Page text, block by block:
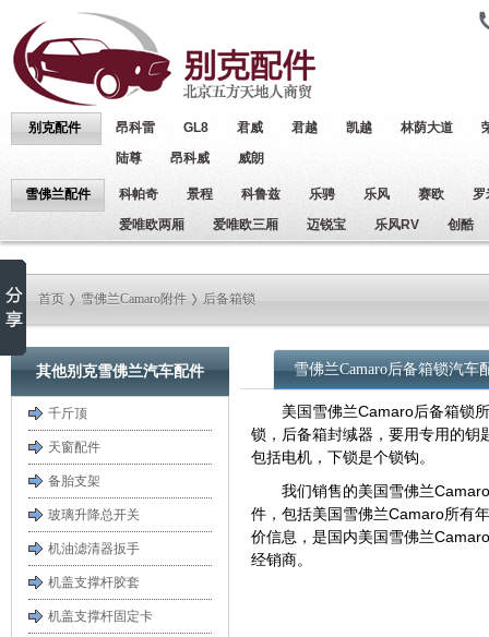
别克配件 昂科雷 GL8 君威 君越 凯越 林荫大道
陆尊
昂科威 威朗
雪佛兰配件 科帕奇 景程 科鲁兹 乐骋 乐风 赛欧
爱唯欧两厢
爱唯欧三厢 迈锐宝 乐风RV 创酷
首页 雪佛兰Camaro附件 后备箱锁
其他别克雪佛兰汽车配件
千斤顶
天窗配件
备胎支架
玻璃升降总开关
机油滤清器扳手
机盖支撑杆胶套
机盖支撑杆固定卡
雪佛兰Camaro后备箱锁汽车
美国雪佛兰Camaro后备箱锁
锁，后备箱封缄器，要用专用的钥
包括电机，下锁是个锁钩。
我们销售的美国雪佛兰
件，包括美国雪佛兰Camaro所有
价信息，是国内美国雪佛兰
经销商。